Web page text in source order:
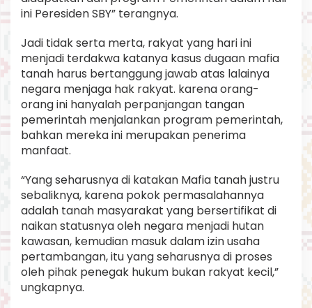
ini Peresiden SBY” terangnya.
Jadi tidak serta merta, rakyat yang hari ini
menjadi terdakwa katanya kasus dugaan mafia
tanah harus bertanggung jawab atas lalainya
negara menjaga hak rakyat. karena orang-
orang ini hanyalah perpanjangan tangan
pemerintah menjalankan program pemerintah,
bahkan mereka ini merupakan penerima
manfaat.
“Yang seharusnya di katakan Mafia tanah justru
sebaliknya, karena pokok permasalahannya
adalah tanah masyarakat yang bersertifikat di
naikan statusnya oleh negara menjadi hutan
kawasan, kemudian masuk dalam izin usaha
pertambangan, itu yang seharusnya di proses
oleh pihak penegak hukum bukan rakyat kecil,”
ungkapnya.